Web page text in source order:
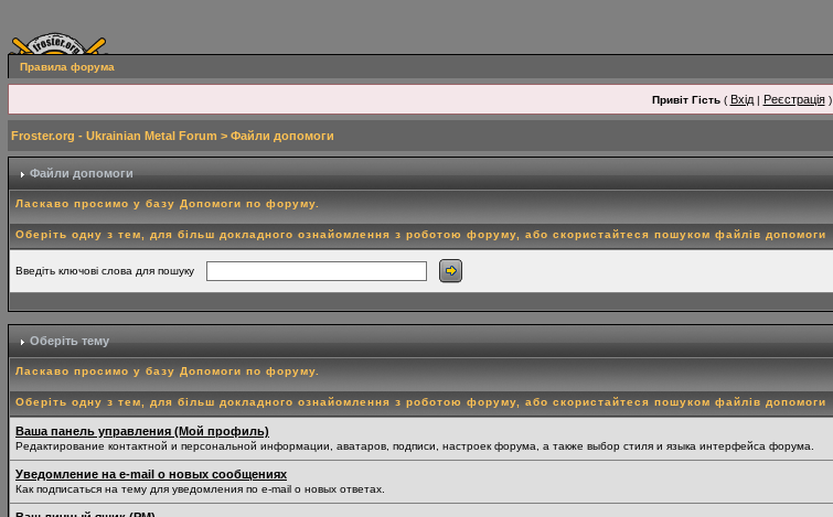
Правила форума
Привіт Гість( Вхід| Реєстрація)
Froster.org - Ukrainian Metal Forum > Файли допомоги
Файли допомоги
Ласкаво просимо у базу Допомоги по форуму.
Оберіть одну з тем, для більш докладного ознайомлення з роботою форуму, або скористайтеся пошуком файлів допомоги
Введіть ключові слова для пошуку
Оберіть тему
Ласкаво просимо у базу Допомоги по форуму.
Оберіть одну з тем, для більш докладного ознайомлення з роботою форуму, або скористайтеся пошуком файлів допомоги
Ваша панель управления (Мой профиль)
Редактирование контактной и персональной информации, аватаров, подписи, настроек форума, а также выбор стиля и языка интерфейса форума.
Уведомление на e-mail о новых сообщениях
Как подписаться на тему для уведомления по e-mail о новых ответах.